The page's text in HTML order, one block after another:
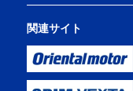
関連サイト